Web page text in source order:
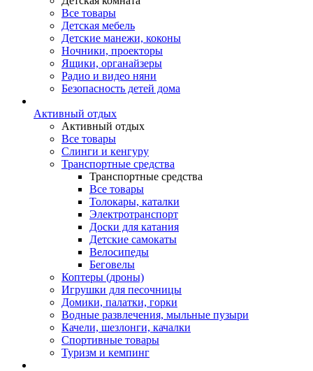
Все товары
Детская мебель
Детские манежи, коконы
Ночники, проекторы
Ящики, органайзеры
Радио и видео няни
Безопасность детей дома
Активный отдых
Активный отдых
Все товары
Слинги и кенгуру
Транспортные средства
Транспортные средства
Все товары
Толокары, каталки
Электротранспорт
Доски для катания
Детские самокаты
Велосипеды
Беговелы
Коптеры (дроны)
Игрушки для песочницы
Домики, палатки, горки
Водные развлечения, мыльные пузыри
Качели, шезлонги, качалки
Спортивные товары
Туризм и кемпинг